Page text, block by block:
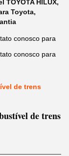
TOYOTA HILUX,
Toyota,
conosco para
conosco para
de trens
de trens